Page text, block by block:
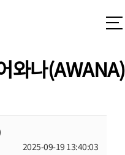
와나(AWANA)
2025-09-19 13:40:03